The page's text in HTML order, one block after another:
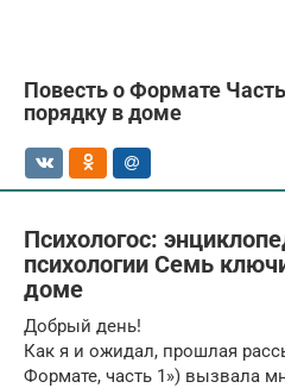
Повесть о Формате
порядку в доме
Психологос:
психологии Семь
доме
Добрый день!
Как я и ожидал, прошлая
Формате, часть 1») вызвала